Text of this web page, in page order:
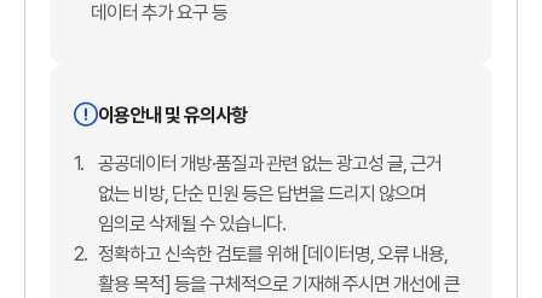
데이터 추가 요구 등
이용안내 및 유의사항
1.
공공데이터 개방·품질과 관련 없는 광고성 글, 근거
없는 비방, 단순 민원 등은 답변을 드리지 않으며
임의로 삭제될 수 있습니다.
2. 정확하고 신속한 검토를 위해 [데이터명, 오류 내용,
활용 목적] 등을 구체적으로 기재해 주시면 개선에 큰